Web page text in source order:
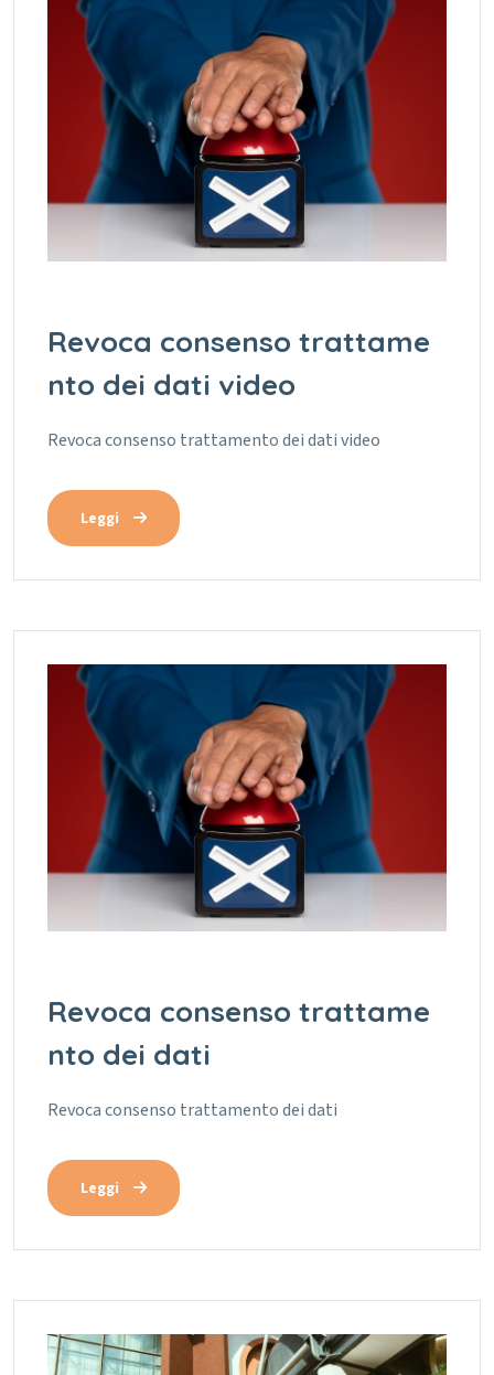
Revoca consenso trattame
nto dei dati video
Revoca consenso trattamento dei dati video
Leggi
Revoca consenso trattame
nto dei dati
Revoca consenso trattamento dei dati
Leggi